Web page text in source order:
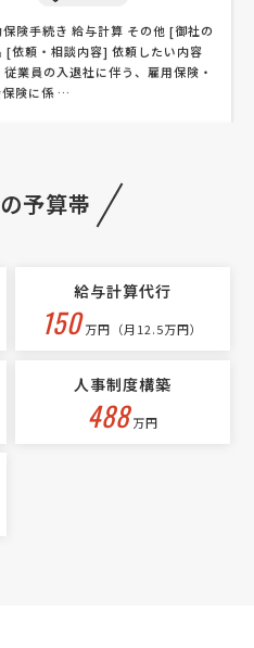
い 依頼地域 和歌山県
険手続き 給与計算 その他 [御社の
[依頼・相談内容] 依頼したい内容
業員の入退社に伴う、雇用保険・
会保険労務士への相談・問合
算 助成金 [御社の業種] 製造業 [会
] 給与計算。 助成金に強い方。
予算帯
給与計算代行
150 万円（月12.5万円）
人事制度構築
488 万円